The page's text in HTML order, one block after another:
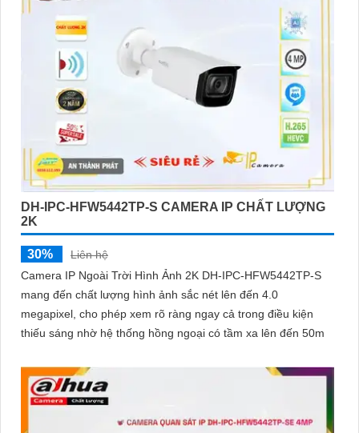
DH-IPC-HFW5442TP-S CAMERA IP CHẤT LƯỢNG
2K
30%
Liên hệ
Camera IP Ngoài Trời Hình Ảnh 2K DH-IPC-HFW5442TP-S
mang đến chất lượng hình ảnh sắc nét lên đến 4.0
megapixel, cho phép xem rõ ràng ngay cả trong điều kiện
thiếu sáng nhờ hệ thống hồng ngoại có tầm xa lên đến 50m